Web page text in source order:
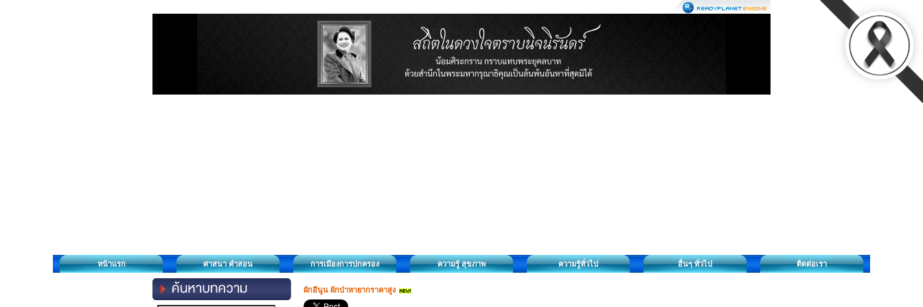
หน้าแรก ศาสนา คำสอน การเมืองการปกครอง ความรู้ สุขภาพ ความรู้ทั่วไป อื่นๆ ทั่วไป ติดต่อเรา
ผักอีนูน ผักป่าหายากราคาสูง